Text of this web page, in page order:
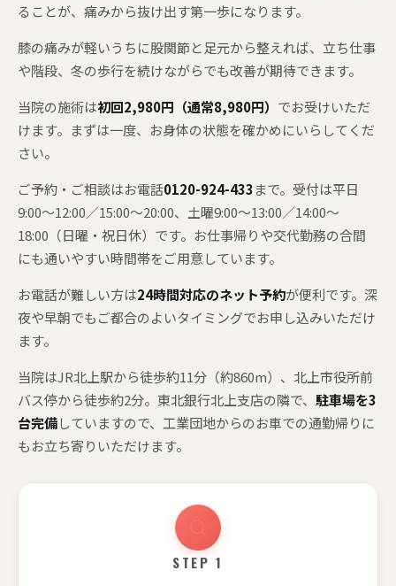
ることが、痛みから抜け出す第一歩になります。
膝の痛みが軽いうちに股関節と足元から整えれば、立ち仕事
や階段、冬の歩行を続けながらでも改善が期待できます。
当院の施術は初回2,980円（通常8,980円） でお受けいただ
けます。まずは一度、お身体の状態を確かめにいらしてくだ
さい。
ご予約・ご相談はお電話0120-924-433まで。受付は平日
9:00〜12:00／15:00〜20:00、土曜9:00〜13:00／14:00〜
18:00（日曜・祝日休）です。お仕事帰りや交代勤務の合間
にも通いやすい時間帯をご用意しています。
お電話が難しい方は24時間対応のネット予約が便利です。深
夜や早朝でもご都合のよいタイミングでお申し込みいただけ
ます。
当院はJR北上駅から徒歩約11分（約860m）、北上市役所前
バス停から徒歩約2分。東北銀行北上支店の隣で、 駐車場を3
台完備していますので、工業団地からのお車での通勤帰りに
もお立ち寄りいただけます。
STEP 1